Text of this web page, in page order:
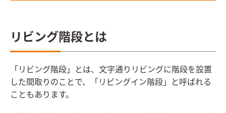
リビング階段とは
「リビング階段」とは、文字通りリビングに階段を設置
した間取りのことで、「リビングイン階段」と呼ばれる
こともあります。